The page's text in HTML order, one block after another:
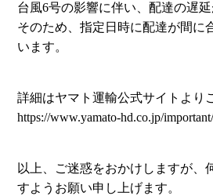
台風6号の影響に伴い、配達の遅延
そのため、指定日時に配達が間に
います。
詳細はヤマト運輸公式サイトより
https://www.yamato-hd.co.jp/
以上、ご迷惑をおかけしますが、
すようお願い申し上げます。